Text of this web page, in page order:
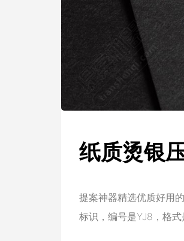
纸质烫银
提案神器精选优质好用
标识，编号是YJ8，格